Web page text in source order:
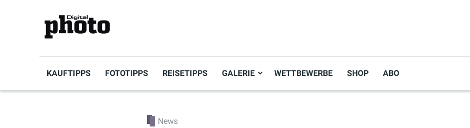
KAUFTIPPS FOTOTIPPS REISETIPPS GALERIE WETTBEWERBE SHOP ABO
News